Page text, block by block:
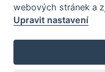
© 2022 | ZŠ JUDr.
webových stránek a
Upravit nastavení